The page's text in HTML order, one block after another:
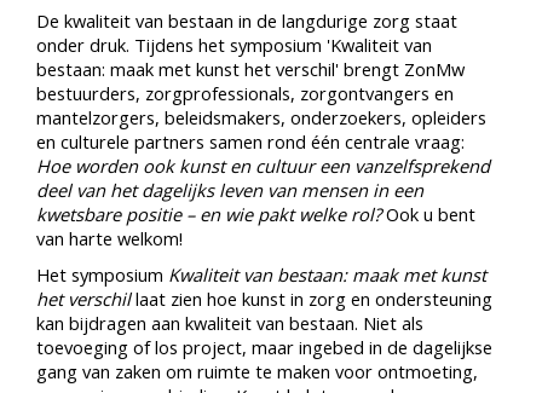
De kwaliteit van bestaan in de langdurige zorg staat
onder druk. Tijdens het symposium 'Kwaliteit van
bestaan: maak met kunst het verschil' brengt ZonMw
bestuurders, zorgprofessionals, zorgontvangers en
mantelzorgers, beleidsmakers, onderzoekers, opleiders
en culturele partners samen rond één centrale vraag:
Hoe worden ook kunst en cultuur een vanzelfsprekend
deel van het dagelijks leven van mensen in een
kwetsbare positie – en wie pakt welke rol?Ook u bent
van harte welkom!
Het symposium Kwaliteit van bestaan: maak met kunst
het verschillaat zien hoe kunst in zorg en ondersteuning
kan bijdragen aan kwaliteit van bestaan. Niet als
toevoeging of los project, maar ingebed in de dagelijkse
gang van zaken om ruimte te maken voor ontmoeting,